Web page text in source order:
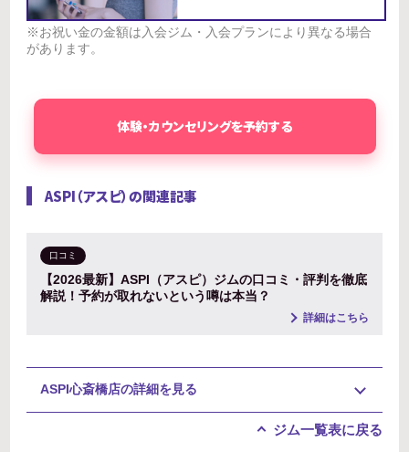
※お祝い金の金額は入会ジム・入会プランにより異なる場合
があります。
体験・カウンセリングを予約する
ASPI（アスピ）の関連記事
口コミ
【2026最新】ASPI（アスピ）ジムの口コミ・評判を徹底
解説！予約が取れないという噂は本当？
詳細はこちら
ASPI心斎橋店の詳細を見る
ジム一覧表に戻る